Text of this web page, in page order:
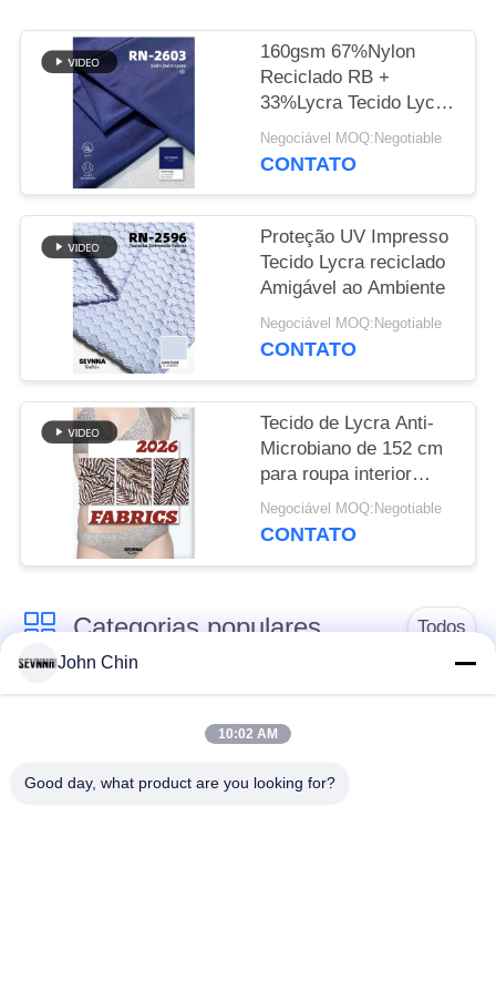
MAPA
DO
PRIVACY
POLICY
160gsm 67%Nylon
Reciclado RB +
33%Lycra Tecido Lycra
Reciclado RN-2603
Negociável MOQ:Negotiable
CONTATO
Proteção UV Impresso
Tecido Lycra reciclado
Amigável ao Ambiente
Negociável MOQ:Negotiable
CONTATO
Tecido de Lycra Anti-
Microbiano de 152 cm
para roupa interior
protetora
Negociável MOQ:Negotiable
CONTATO
Categorias populares Todos
Tela reciclada do
Tela de nylon
reciclada
tecido de poliéster
Tela reciclada de
John Chin
10:02 AM
Good day, what product are you looking for?